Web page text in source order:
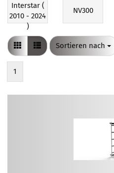
Interstar (
2010 - 2024
)
NV300
Sortieren nach
Sortieren nach
1